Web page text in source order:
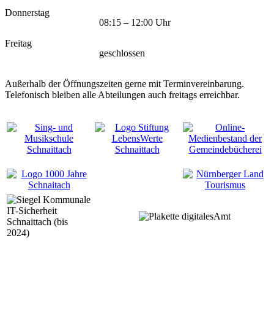
Donnerstag
08:15 – 12:00 Uhr
Freitag
geschlossen
Außerhalb der Öffnungszeiten gerne mit Terminvereinbarung.
Telefonisch bleiben alle Abteilungen auch freitags erreichbar.